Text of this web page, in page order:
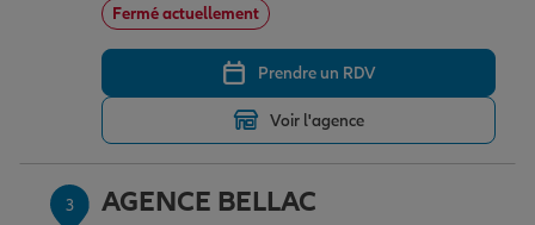
Fermé actuellement
Prendre un RDV
Voir l'agence
3 AGENCE BELLAC